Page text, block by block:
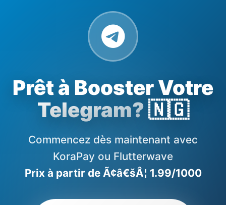
Prêt à Booster Votre
Telegram?🇳🇬
Commencez dès maintenant avec
KoraPay ou Flutterwave
Prix à partir de Ã¢â€šÂ¦ 1.99/1000